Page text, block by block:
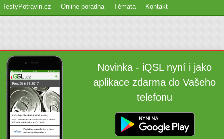
TestyPotravin.cz Online poradna Témata Kontakt
Novinka - iQSL nyní i jako
aplikace zdarma do Vašeho
telefonu